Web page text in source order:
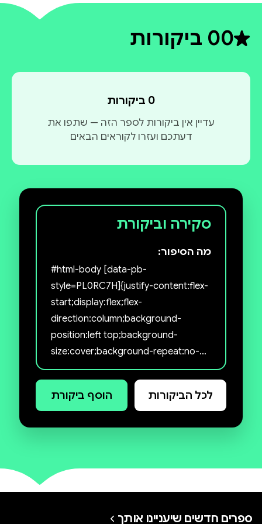
0דירוג ממוצע 0 מתוך 5
0 ביקורות
0 ביקורות
עדיין אין ביקורות לספר הזה — שתפו את
דעתכם ועזרו לקוראים הבאים
סקירה וביקורת
מה הסיפור:
#html-body [data-pb-
style=PL0RC7H]{justify-content:flex-
start;display:flex;flex-
direction:column;background-
position:left top;background-
size:cover;background-repeat:no-
repeat;background-
attachment:scroll} סדרה חדשה
מהעולם של אווטאר, בכיכובה של
קורה וחברתה אסמי שמחות לחזור
שהעיר שרויה במאבקים פנימיים
לכל הביקורות הוסף ביקורת
ספרים חדשים שיעניינו אותך